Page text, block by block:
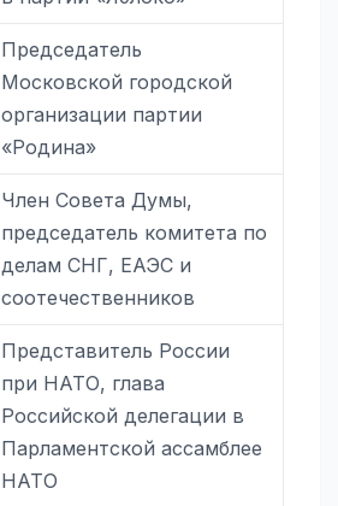
Председатель
Московской городской
организации партии
«Родина»
Член Совета Думы,
председатель комитета по
делам СНГ, ЕАЭС и
соотечественников
Представитель России
при НАТО, глава
Российской делегации в
Парламентской ассамблее
НАТО